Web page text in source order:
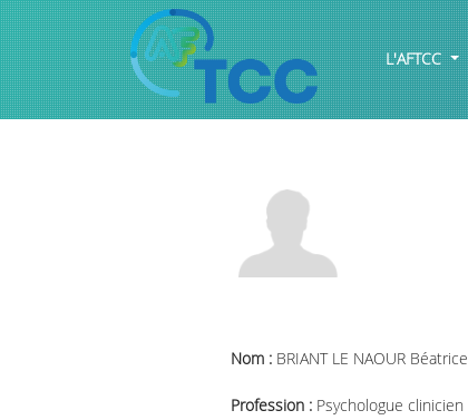
L'AFTCC
Nom : BRIANT LE NAOUR Béatrice
Profession : Psychologue clinicien